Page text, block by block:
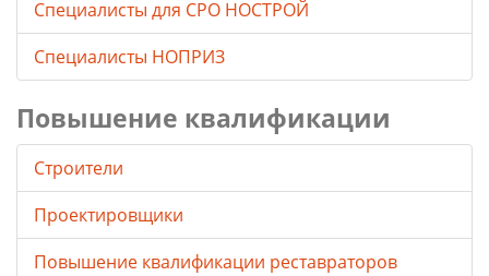
Специалисты для СРО НОСТРОЙ
Специалисты НОПРИЗ
Повышение квалификации
Строители
Проектировщики
Повышение квалификации реставраторов